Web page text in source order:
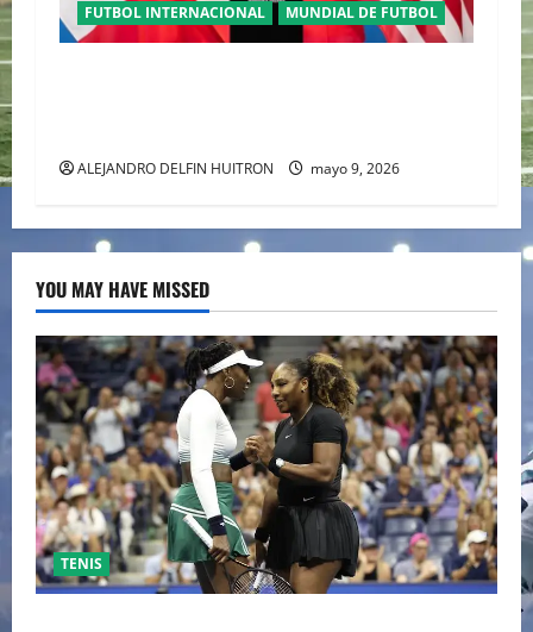
FUTBOL INTERNACIONAL MUNDIAL DE FUTBOL
ALEJANDRO DELFIN HUITRON mayo 9, 2026
YOU MAY HAVE MISSED
TENIS